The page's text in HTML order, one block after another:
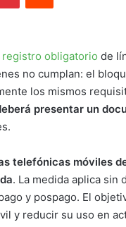
registro obligatorio de
no cumplan: el
los mismos
presentar un
telefónicas móviles
. La medida aplica sin
y pospago. El
y reducir su uso en